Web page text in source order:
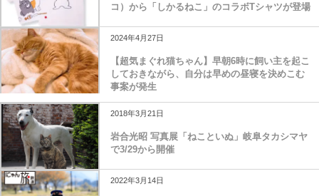
コ）から「しかるねこ」のコラボTシャツが登場
2024年4月27日
【超気まぐれ猫ちゃん】早朝6時に飼い主を起こ
しておきながら、自分は早めの昼寝を決めこむ
事案が発生
2018年3月21日
岩合光昭 写真展「ねこといぬ」岐阜タカシマヤ
で3/29から開催
2022年3月14日